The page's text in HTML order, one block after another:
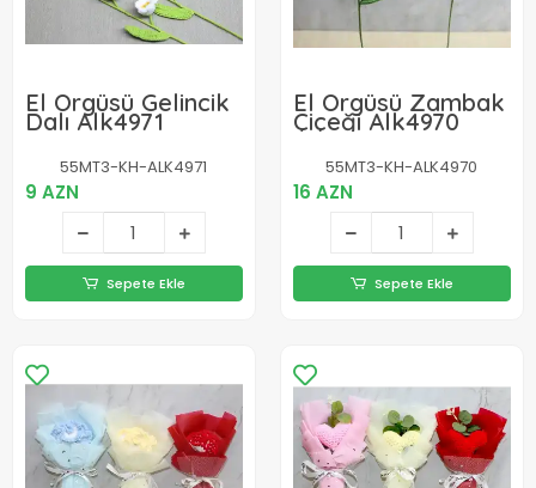
El Örgüsü Gelincik
Dalı Alk4971
55MT3-KH-ALK4971
9 AZN
Sepete Ekle
El Örgüsü Zambak
Çiçeği Alk4970
55MT3-KH-ALK4970
16 AZN
Sepete Ekle